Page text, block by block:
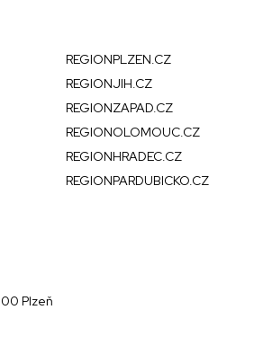
REGIONPLZEN.CZ
REGIONJIH.CZ
REGIONZAPAD.CZ
REGIONOLOMOUC.CZ
REGIONHRADEC.CZ
REGIONPARDUBICKO.CZ
00 Plzeň